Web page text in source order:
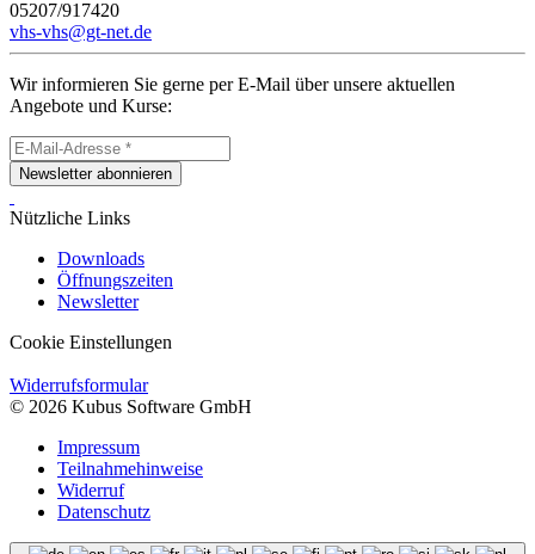
05207/917420
vhs-vhs@gt-net.de
Wir informieren Sie gerne per E-Mail über unsere aktuellen
Angebote und Kurse:
Newsletter abonnieren
Nützliche Links
Downloads
Öffnungszeiten
Newsletter
Cookie Einstellungen
Widerrufsformular
© 2026 Kubus Software GmbH
Impressum
Teilnahmehinweise
Widerruf
Datenschutz